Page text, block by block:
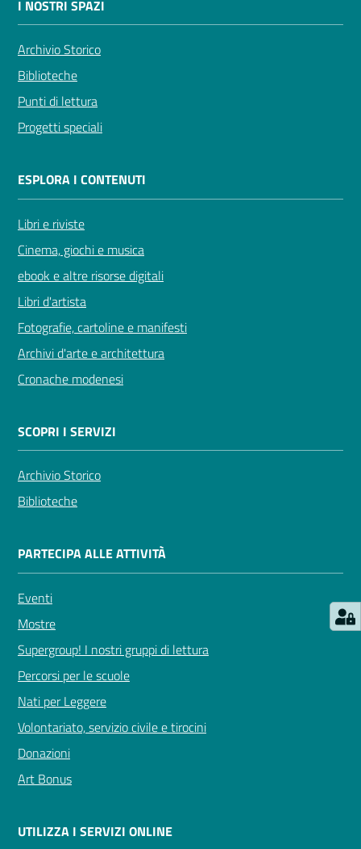
Novità
e
consigli
Avvisi
FAQ
Contatti
su
I NOSTRI SPAZI
Archivio Storico
Biblioteche
Punti di lettura
Progetti speciali
ESPLORA I CONTENUTI
Libri e riviste
Cinema, giochi e musica
ebook e altre risorse digitali
Libri d'artista
Fotografie, cartoline e manifesti
Archivi d'arte e architettura
Cronache modenesi
SCOPRI I SERVIZI
Archivio Storico
Biblioteche
PARTECIPA ALLE ATTIVITÀ
Eventi
Mostre
Supergroup! I nostri gruppi di lettura
Percorsi per le scuole
Nati per Leggere
Volontariato, servizio civile e tirocini
Donazioni
Art Bonus
UTILIZZA I SERVIZI ONLINE